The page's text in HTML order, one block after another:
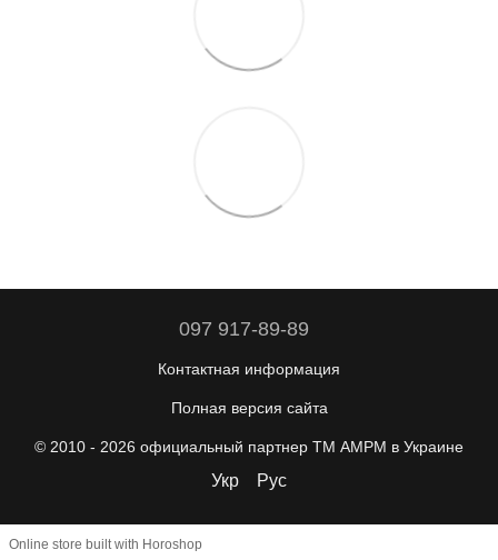
097 917-89-89
Контактная информация
Полная версия сайта
© 2010 - 2026 официальный партнер ТМ AMPM в Украине
Укр Рус
Online store built with Horoshop